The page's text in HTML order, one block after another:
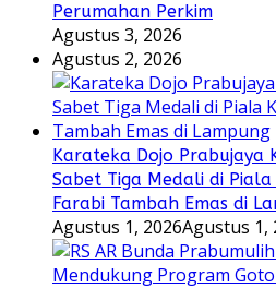
Perumahan Perkim
Agustus 3, 2026
Agustus 2, 2026
Karateka Dojo Prabujaya
Sabet Tiga Medali di
Farabi Tambah Emas di
Agustus 1, 2026Agustus 1,